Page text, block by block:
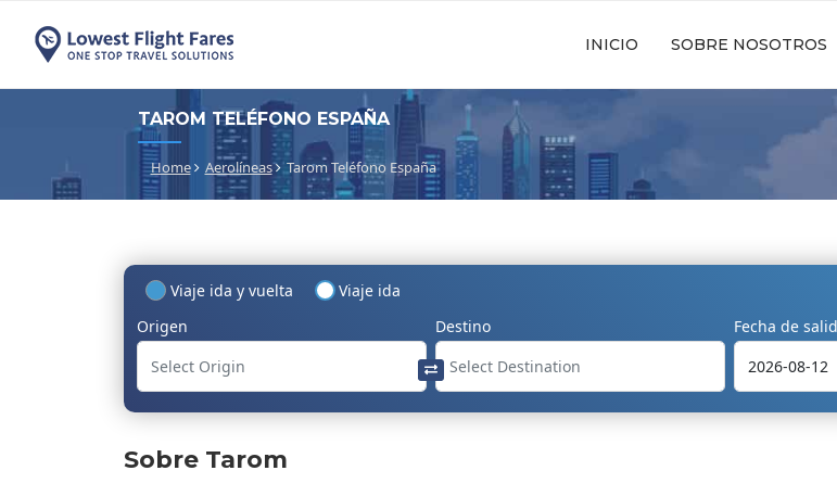
INICIO SOBRE NOSOTROS
TAROM TELÉFONO ESPAÑA
Home Aerolíneas Tarom Teléfono España
Viaje ida y vuelta
Viaje ida
Origen
Destino Fecha de
Sobre Tarom